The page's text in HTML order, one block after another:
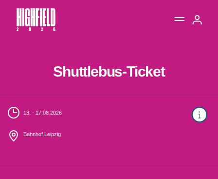
Shuttlebus-Ticket
13. - 17.08.2026
Bahnhof Leipzig